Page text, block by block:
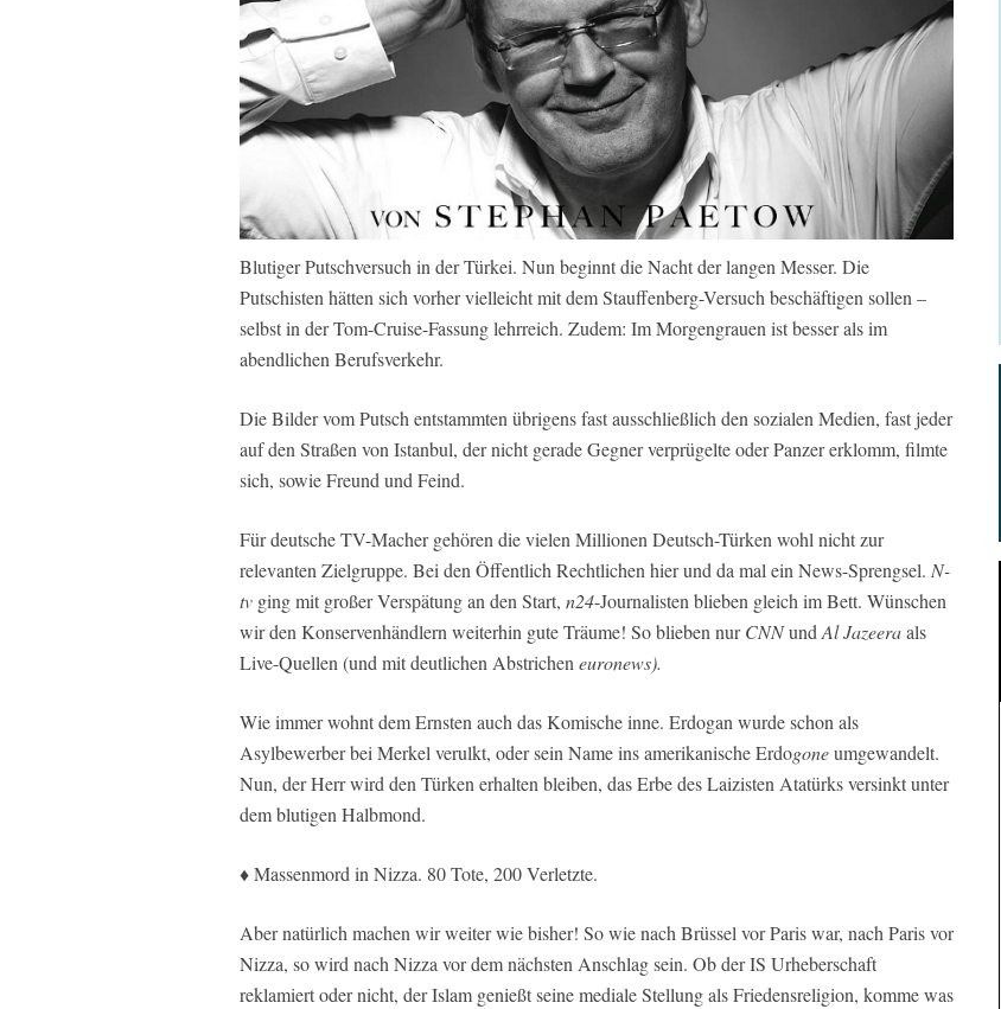
Blutiger Putschversuch in der Türkei. Nun beginnt die Nacht der langen Messer. Die
Putschisten hätten sich vorher vielleicht mit dem Stauffenberg-Versuch beschäftigen sollen –
selbst in der Tom-Cruise-Fassung lehrreich. Zudem: Im Morgengrauen ist besser als im
abendlichen Berufsverkehr.
Die Bilder vom Putsch entstammten übrigens fast ausschließlich den sozialen Medien, fast jeder
auf den Straßen von Istanbul, der nicht gerade Gegner verprügelte oder Panzer erklomm, filmte
sich, sowie Freund und Feind.
Für deutsche TV-Macher gehören die vielen Millionen Deutsch-Türken wohl nicht zur
relevanten Zielgruppe. Bei den Öffentlich Rechtlichen hier und da mal ein News-Sprengsel. N-
tv ging mit großer Verspätung an den Start, n24-Journalisten blieben gleich im Bett. Wünschen
wir den Konservenhändlern weiterhin gute Träume! So blieben nurCNNund Al Jazeeraals
Live-Quellen (und mit deutlichen Abstrichen euronews).
Wie immer wohnt dem Ernsten auch das Komische inne. Erdogan wurde schon als
Asylbewerber bei Merkel verulkt, oder sein Name ins amerikanische Erdogoneumgewandelt.
Nun, der Herr wird den Türken erhalten bleiben, das Erbe des Laizisten Atatürks versinkt unter
dem blutigen Halbmond.
♦ Massenmord in Nizza. 80 Tote, 200 Verletzte.
Aber natürlich machen wir weiter wie bisher! So wie nach Brüssel vor Paris war, nach Paris vor
Nizza, so wird nach Nizza vor dem nächsten Anschlag sein. Ob der IS Urheberschaft
reklamiert oder nicht, der Islam genießt seine mediale Stellung als Friedensreligion, komme was